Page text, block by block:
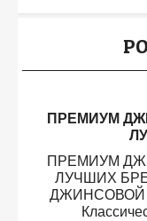
ПРЕМИУМ
ПРЕМИУМ
ЛУЧШИХ
ДЖИНСОВОЙ